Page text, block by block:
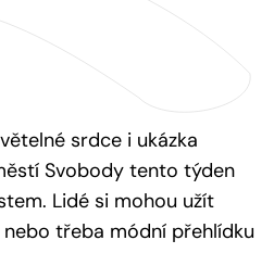
srdce i ukázka
Svobody tento týden
Lidé si mohou užít
třeba módní přehlídku